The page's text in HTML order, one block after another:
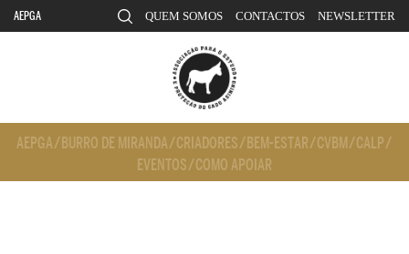
AEPGA QUEM SOMOS CONTACTOS NEWSLETTER
AEPGA/ BURRO DE MIRANDA/CRIADORES/ BEM-ESTAR/CVBM/CALP/
EVENTOS/COMO APOIAR